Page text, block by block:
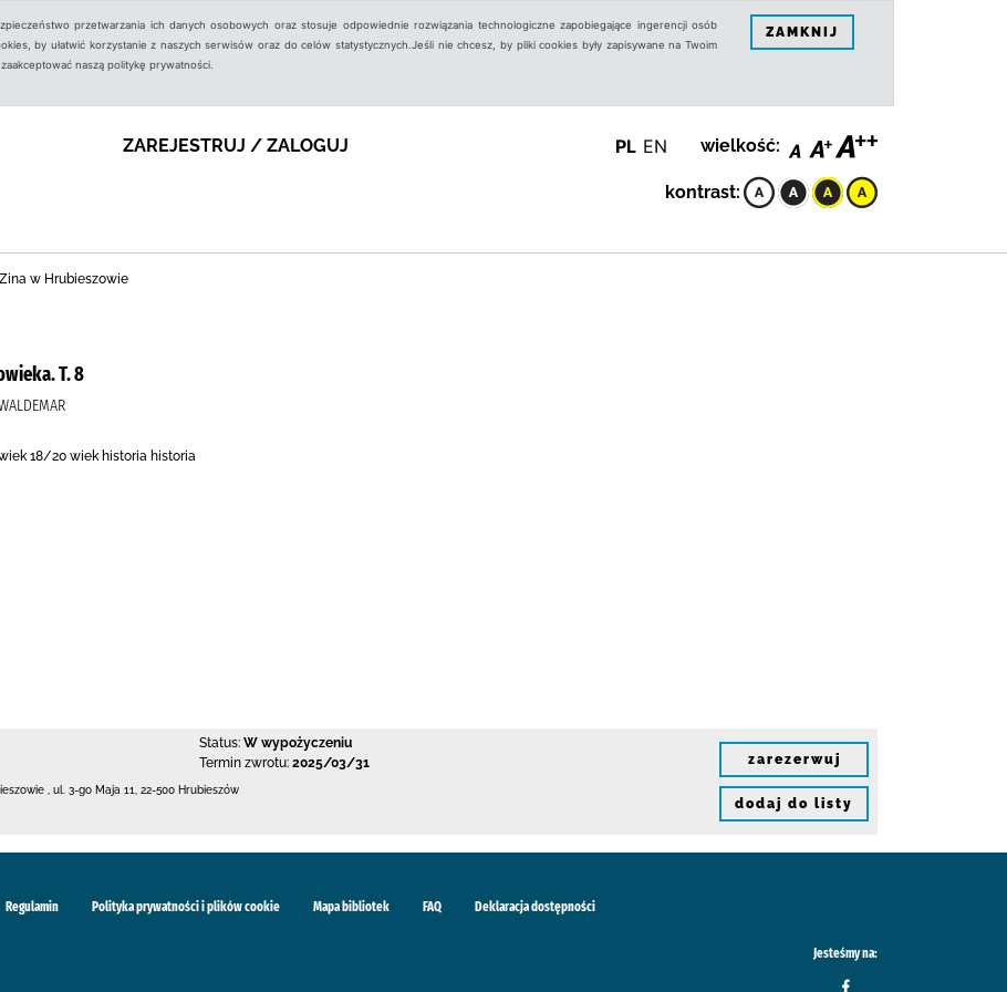
przetwarzania ich danych osobowych oraz stosuje odpowiednie rozwiązania technologiczne zapobiegające ingerencji osób
by ułatwić korzystanie z naszych serwisów oraz do celów statystycznych.Jeśli nie chcesz, by pliki cookies były zapisywane na Twoim
naszą politykę prywatności.
ZAMKNIJ
ZAREJESTRUJ / ZALOGUJ PL EN wielkość:
kontrast:
w Hrubieszowie
T. 8
18/20 wiek historia historia
Status: W wypożyczeniu
Termin zwrotu: 2025/03/31
ul. 3-go Maja 11 22-500 Hrubieszów
zarezerwuj
dodaj do listy
Regulamin Polityka prywatności i plików cookie Mapa bibliotek FAQ Deklaracja dostępności
Jesteśmy na: